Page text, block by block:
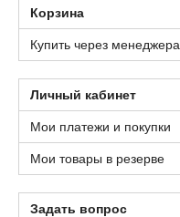
Корзина
Купить через менеджера
Личный кабинет
Мои платежи и покупки
Мои товары в резерве
Задать вопрос